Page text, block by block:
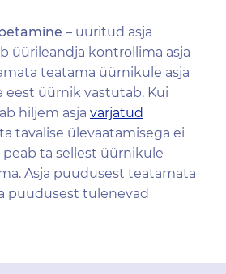
– üüritud asja
üürileandja kontrollima asja
teatama üürnikule asja
eest üürnik vastutab. Kui
hiljem asja varjatud
tavalise ülevaatamisega ei
peab ta sellest üürnikule
Asja puudusest teatamata
puudusest tulenevad